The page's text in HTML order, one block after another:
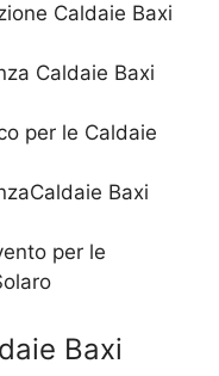
Caldaie Baxi
Caldaie Baxi
per le Caldaie
Baxi
per le
Baxi